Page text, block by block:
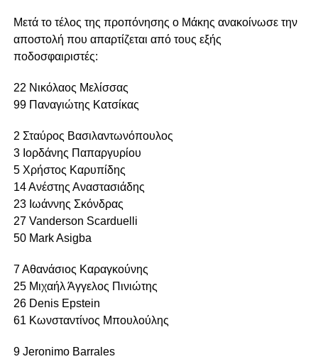
Μετά το τέλος της προπόνησης ο Μάκης ανακοίνωσε την
αποστολή που απαρτίζεται από τους εξής
ποδοσφαιριστές:
22 Νικόλαος Μελίσσας
99 Παναγιώτης Κατσίκας
2 Σταύρος Βασιλαντωνόπουλος
3 Ιορδάνης Παπαργυρίου
5 Χρήστος Καρυπίδης
14 Ανέστης Αναστασιάδης
23 Ιωάννης Σκόνδρας
27 Vanderson Scarduelli
50 Mark Asigba
7 Αθανάσιος Καραγκούνης
25 Μιχαήλ Άγγελος Πινιώτης
26 Denis Epstein
61 Κωνσταντίνος Μπουλούλης
9 Jeronimo Barrales